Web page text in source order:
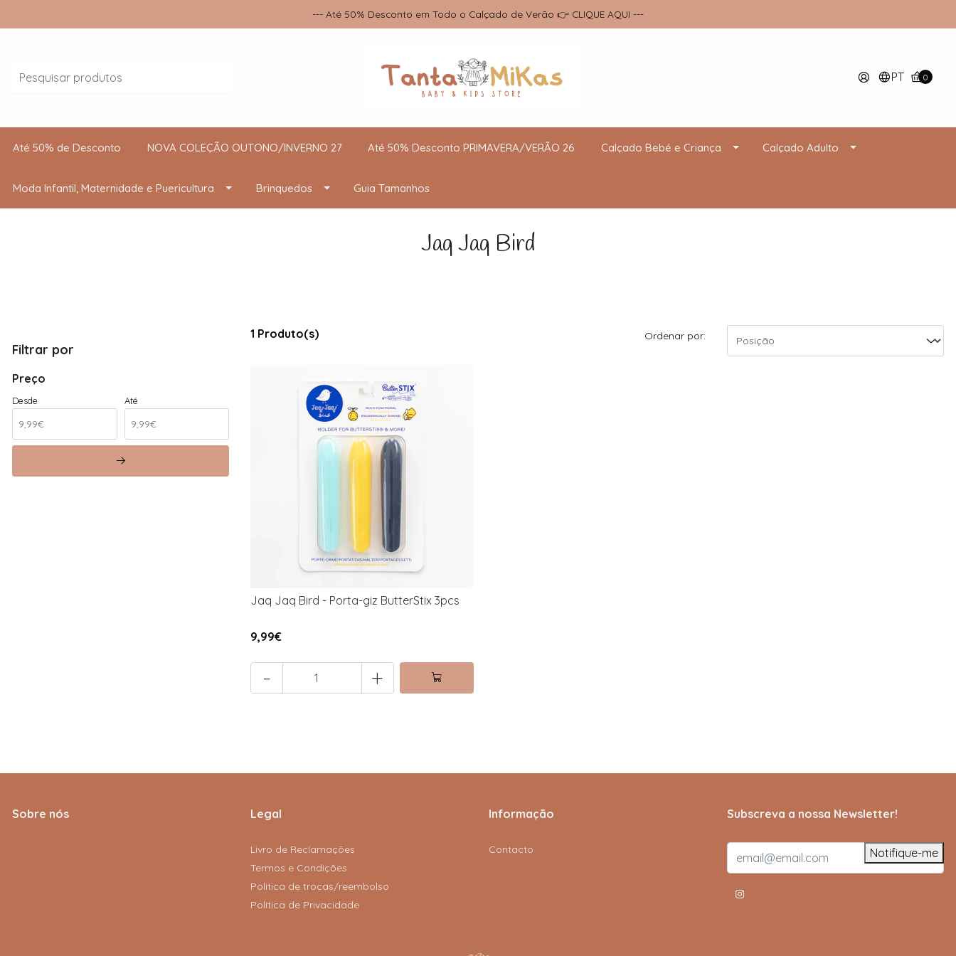
--- Até 50% Desconto em Todo o Calçado de Verão 👉 CLIQUE AQUI ---
PT 0
Até 50% de Desconto NOVA COLEÇÃO OUTONO/INVERNO 27 Até 50% Desconto PRIMAVERA/VERÃO 26 Calçado Bebé e Criança Calçado Adulto
Moda Infantil, Maternidade e Puericultura Brinquedos Guia Tamanhos
Jaq Jaq Bird
Filtrar por
Preço
Desde Até
1 Produto(s) Ordenar por:
Jaq Jaq Bird - Porta-giz ButterStix 3pcs
9,99€
- +
Sobre nós Legal
Livro de Reclamações
Termos e Condições
Politica de trocas/reembolso
Política de Privacidade
Informação
Contacto
Subscreva a nossa Newsletter!
Notifique-me